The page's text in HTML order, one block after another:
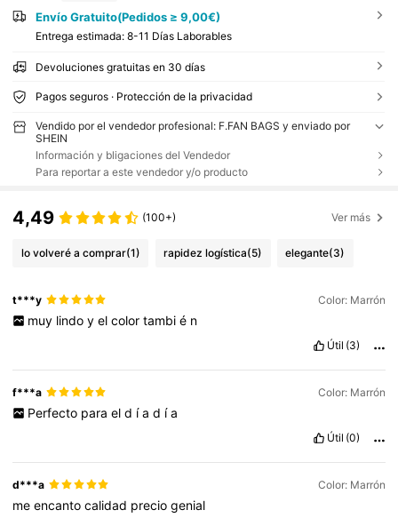
Envío Gratuito(Pedidos ≥ 9,00€)
Entrega estimada: 8-11 Días Laborables
Devoluciones gratuitas en 30 días
Pagos seguros · Protección de la privacidad
Vendido por el vendedor profesional: F.FAN BAGS y enviado por
SHEIN
Información y bligaciones del Vendedor
Para reportar a este vendedor y/o producto
4,49 (100+) Ver más
lo volveré a comprar(1) rapidez logística(5) elegante(3)
t***y Color: Marrón
muy lindo y el color tambi é n
Útil (3)
f***a Color: Marrón
Perfecto para el d ía d ía
Útil (0)
d***a Color: Marrón
meencantocalidad preciogenial